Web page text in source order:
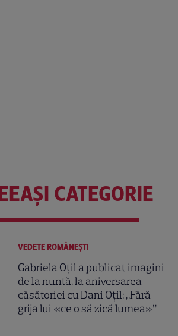
CATEGORIE
VEDETE ROMÂNEŞTI
Gabriela Oțil a publicat imagini
de la nuntă, la aniversarea
căsătoriei cu Dani Oțil: „Fără
grija lui «ce o să zică lumea»”